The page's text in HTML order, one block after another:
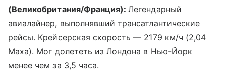
(Великобритания/Франция):Легендарный
авиалайнер, выполнявший трансатлантические
рейсы. Крейсерская скорость — 2179 км/ч (2,04
Маха). Мог долететь из Лондона в Нью-Йорк
менее чем за 3,5 часа.